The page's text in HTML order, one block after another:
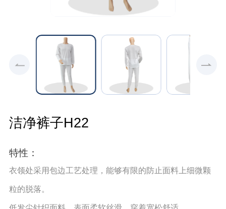
洁净裤子H22
特性：
衣领处采用包边工艺处理，能够有限的防止面料上细微颗
粒的脱落。